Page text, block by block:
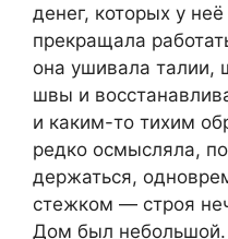
денег, которых у
прекращала
она ушивала талии,
швы и
и каким-то тихим
редко осмысляла,
держаться,
стежком — строя
Дом был